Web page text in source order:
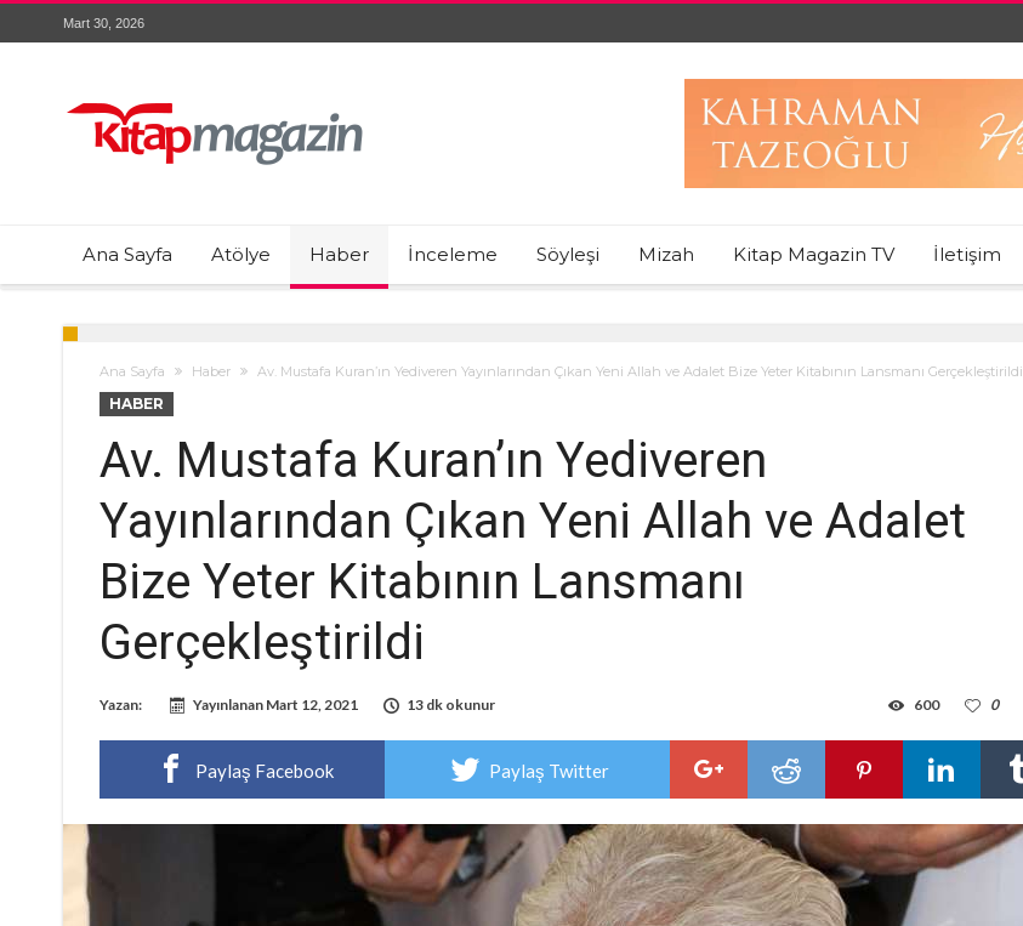
Mart 30, 2026
Ana Sayfa Atölye Haber İnceleme Söyleşi Mizah Kitap Magazin TV İletişim
Ana Sayfa Haber Av. Mustafa Kuran’ın Yediveren Yayınlarından Çıkan Yeni Allah ve Adalet Bize Yeter Kitabının Lansmanı Gerçekleştirildi
HABER
Av. Mustafa Kuran’ın Yediveren
Yayınlarından Çıkan Yeni Allah ve Adalet
Bize Yeter Kitabının Lansmanı
Gerçekleştirildi
Yazan: Yayınlanan Mart 12, 2021 13 dk okunur 0
600
Paylaş Facebook Paylaş Twitter